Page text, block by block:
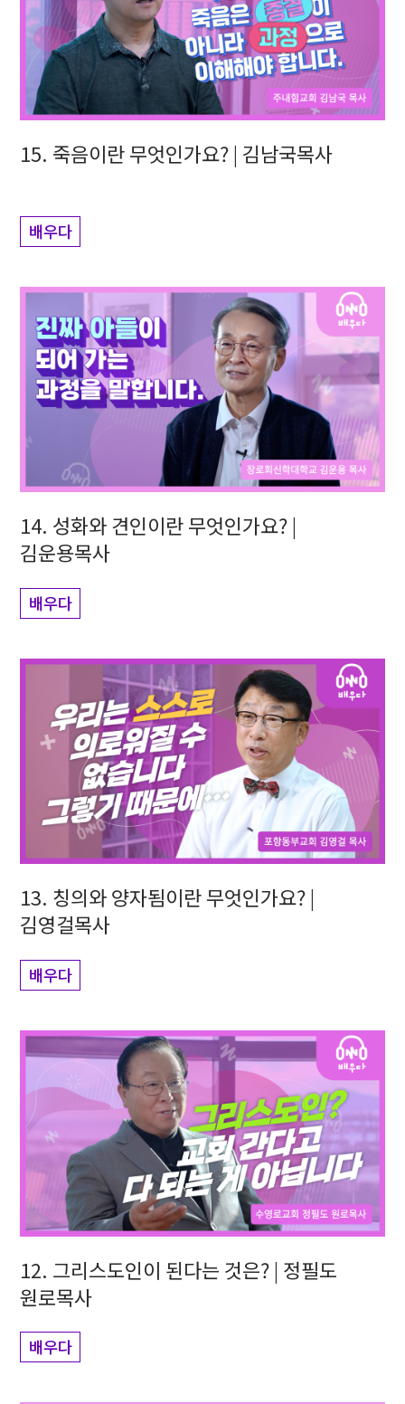
15. 죽음이란 무엇인가요? | 김남국목사
배우다
14. 성화와 견인이란 무엇인가요? |
김운용목사
배우다
13. 칭의와 양자됨이란 무엇인가요? |
김영걸목사
배우다
12. 그리스도인이 된다는 것은? | 정필도
원로목사
배우다